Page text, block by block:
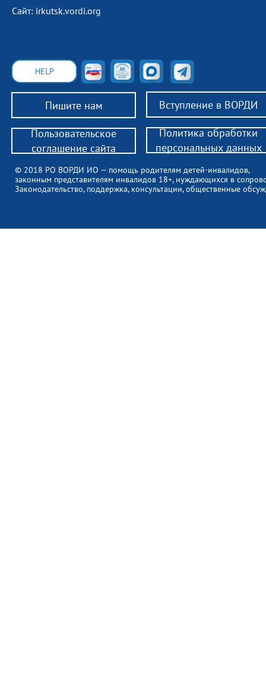
Сайт: irkutsk.vordi.org
Пишите нам Вступление в ВОРДИ
© 2018 РО ВОРДИ ИО — помощь родителям детей-инвалидов,
законным представителям инвалидов 18+, нуждающихся в
Законодательство, поддержка, консультации, общественные
HELP
Пользовательское
соглашение сайта
Политика обработки
персональных данных